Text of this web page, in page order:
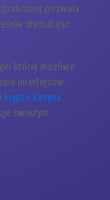
pozwala
stymulując
której możliwe
interfejsów.
krypto kasyna
świeżym